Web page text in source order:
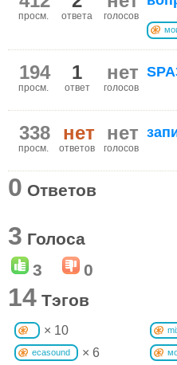
голосов
ответа
просм.
нет
голосов
1
ответ
194
просм.
нет
голосов
нет
ответов
338
просм.
0 Ответов
3 Голоса
3
0
14 Тэгов
× 10
ecasound × 6